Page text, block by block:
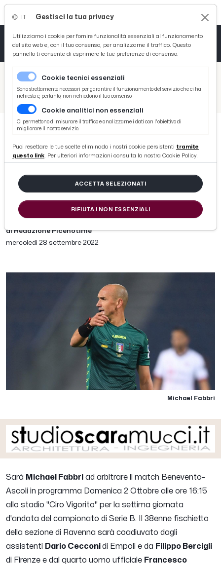
/ Picenotime
/ Ascoli Time
Benevento-Ascoli, arbitra l'internazionale Fabbri. Dieci anni fa gli ultimi precedenti con il Picchio
Benevento-Ascoli, arbitra
l'internazionale Fabbri. Dieci anni
fa gli ultimi precedenti con il
Picchio
di Redazione Picenotime
mercoledì 28 settembre 2022
Michael Fabbri
Sarà Michael Fabbri ad arbitrare il match Benevento-
Ascoli in programma Domenica 2 Ottobre alle ore 16:15
allo stadio "Ciro Vigorito" per la settima giornata
d'andata del campionato di Serie B. Il 38enne fischietto
della sezione di Ravenna sarà coadiuvato dagli
assistenti Dario Cecconidi Empoli e da Filippo Bercigli
di Firenze e dal quarto uomo ufficiale Francesco
Gestisci la tua privacy
Utilizziamo i cookie per fornire funzionalità essenziali al funzionamento
del sito web e, con il tuo consenso, per analizzarne il traffico. Questo
pannello ti consente di esprimere le tue preferenze di consenso.
Cookie tecnici essenziali
Sono strettamente necessari per garantire il funzionamento del servizio che ci hai
richiesto e, pertanto, non richiedono il tuo consenso.
Cookie analitici non essenziali
Ci permettono di misurare il traffico e analizzarne i dati con l'obiettivo di
migliorare il nostro servizio.
Puoi resettare le tue scelte eliminado i nostri cookie persistenti tramite
questo link. Per ulteriori informazioni consulta la nostra Cookie Policy.
ACCETTA SELEZIONATI
RIFIUTA I NON ESSENZIALI
Tutto News
Tutto Sport
Basket
Ciclismo
Tutto Curiosità